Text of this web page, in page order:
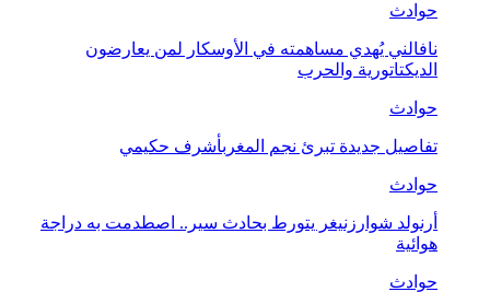
حوادث
نافالني يُهدي مساهمته في الأوسكار لمن يعارضون
الديكتاتورية والحرب
حوادث
تفاصيل جديدة تبرئ نجم المغربأشرف حكيمي
حوادث
أرنولد شوارزنيغر يتورط بحادث سير.. اصطدمت به دراجة
هوائية
حوادث